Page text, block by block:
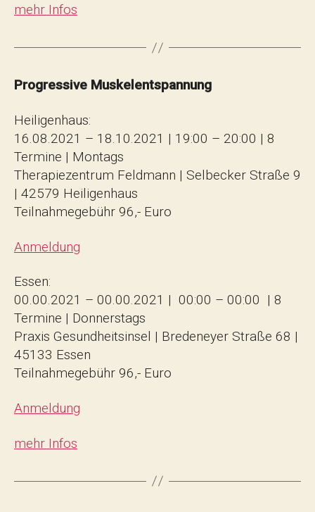
mehr Infos
Progressive Muskelentspannung
Heiligenhaus:
16.08.2021 – 18.10.2021 | 19:00 – 20:00 | 8
Termine | Montags
Therapiezentrum Feldmann | Selbecker Straße 9
| 42579 Heiligenhaus
Teilnahmegebühr 96,- Euro
Anmeldung
Essen:
00.00.2021 – 00.00.2021 | 00:00 – 00:00 | 8
Termine | Donnerstags
Praxis Gesundheitsinsel | Bredeneyer Straße 68 |
45133 Essen
Teilnahmegebühr 96,- Euro
Anmeldung
mehr Infos